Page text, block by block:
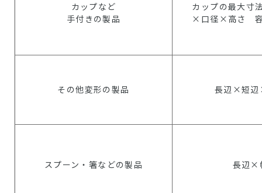
カップなど
手付きの製品
カップの最大寸
×口径×高さ 容
その他変形の製品 長辺×短
スプーン・箸などの製品 長辺×